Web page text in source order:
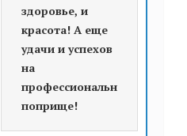
здоровье, и
красота! А еще
удачи и успехов
на
профессиональном
поприще!